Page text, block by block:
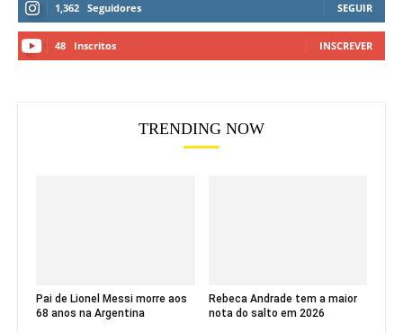
1,362 Seguidores SEGUIR
48 Inscritos INSCREVER
TRENDING NOW
Pai de Lionel Messi morre aos
68 anos na Argentina
Rebeca Andrade tem a maior
nota do salto em 2026